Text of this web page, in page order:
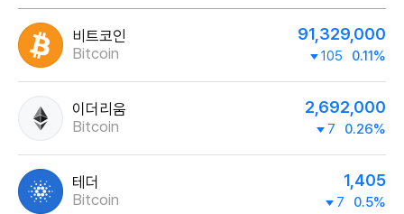
비트코인
Bitcoin
91,329,000
105 0.11%
이더리움
Bitcoin
2,692,000
7 0.26%
테더
Bitcoin
1,405
7 0.5%